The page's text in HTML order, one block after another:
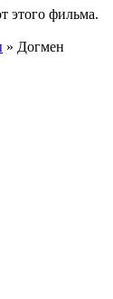
этого фильма.
» Догмен